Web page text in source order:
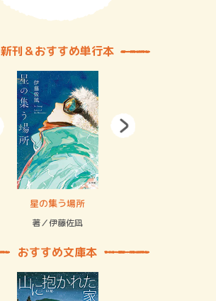
新刊＆おすすめ単行本
星の集う場所
著／伊藤佐凪
おすすめ文庫本